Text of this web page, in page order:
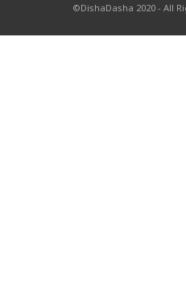
©DishaDasha 2020 - All